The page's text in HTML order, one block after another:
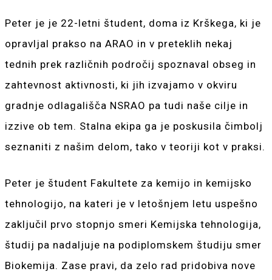
Peter je je 22-letni študent, doma iz Krškega, ki je
opravljal prakso na ARAO in v preteklih nekaj
tednih prek različnih področij spoznaval obseg in
zahtevnost aktivnosti, ki jih izvajamo v okviru
gradnje odlagališča NSRAO pa tudi naše cilje in
izzive ob tem. Stalna ekipa ga je poskusila čimbolj
seznaniti z našim delom, tako v teoriji kot v praksi.
Peter je študent Fakultete za kemijo in kemijsko
tehnologijo, na kateri je v letošnjem letu uspešno
zaključil prvo stopnjo smeri Kemijska tehnologija,
študij pa nadaljuje na podiplomskem študiju smer
Biokemija. Zase pravi, da zelo rad pridobiva nove